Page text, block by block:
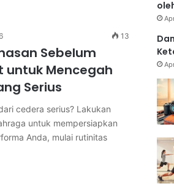
13
Sebelum
untuk Mencegah
Serius
cedera serius? Lakukan
untuk mempersiapkan
Anda, mulai rutinitas